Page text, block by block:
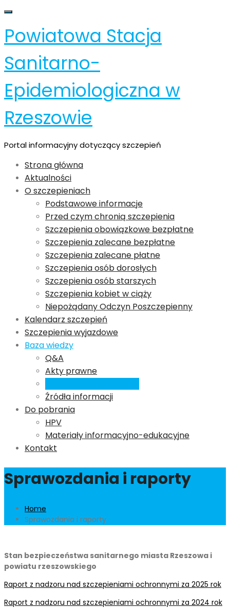
Skip
content
Toggle navigation
Powiatowa Stacja
Sanitarno-
Epidemiologiczna w
Rzeszowie
Portal informacyjny dotyczący szczepień
Strona główna
Aktualności
O szczepieniach
Podstawowe informacje
Przed czym chronią szczepienia
Szczepienia obowiązkowe bezpłatne
Szczepienia zalecane bezpłatne
Szczepienia zalecane płatne
Szczepienia osób dorosłych
Szczepienia osób starszych
Szczepienia kobiet w ciąży
Niepożądany Odczyn Poszczepienny
Kalendarz szczepień
Szczepienia wyjazdowe
Baza wiedzy
Q&A
Akty prawne
Źródła informacji
Do pobrania
HPV
Materiały informacyjno-edukacyjne
Kontakt
Sprawozdania i raporty
Home
Sprawozdania i raporty
Stan bezpieczeństwa sanitarnego miasta Rzeszowa i
powiatu rzeszowskiego
Raport z nadzoru nad szczepieniami ochronnymi za 2025 rok
Raport z nadzoru nad szczepieniami ochronnymi za 2024 rok